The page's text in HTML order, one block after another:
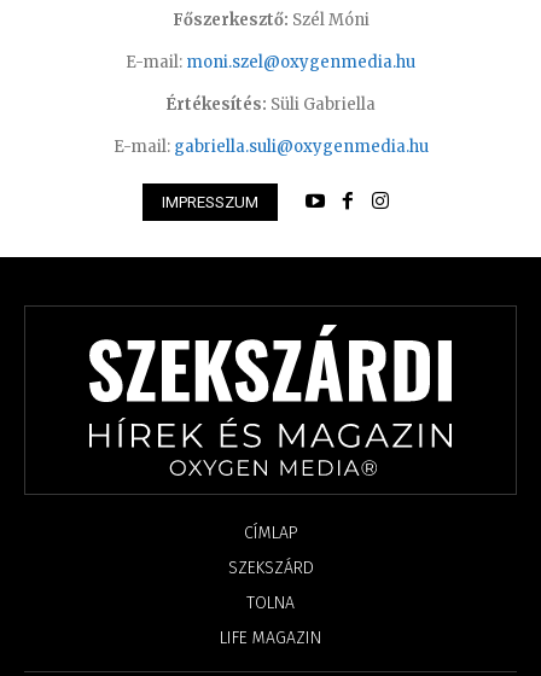
Főszerkesztő: Szél Móni
E-mail: moni.szel@oxygenmedia.hu
Értékesítés: Süli Gabriella
E-mail: gabriella.suli@oxygenmedia.hu
IMPRESSZUM
CÍMLAP
SZEKSZÁRD
TOLNA
LIFE MAGAZIN